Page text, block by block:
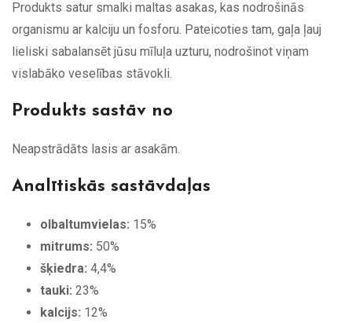
Produkts satur smalki maltas asakas, kas nodrošinās
organismu ar kalciju un fosforu. Pateicoties tam, gaļa ļauj
lieliski sabalansēt jūsu mīluļa uzturu, nodrošinot viņam
vislabāko veselības stāvokli.
Produkts sastāv no
Neapstrādāts lasis ar asakām.
Analītiskās sastāvdaļas
olbaltumvielas: 15%
mitrums: 50%
šķiedra: 4,4%
tauki: 23%
kalcijs: 12%